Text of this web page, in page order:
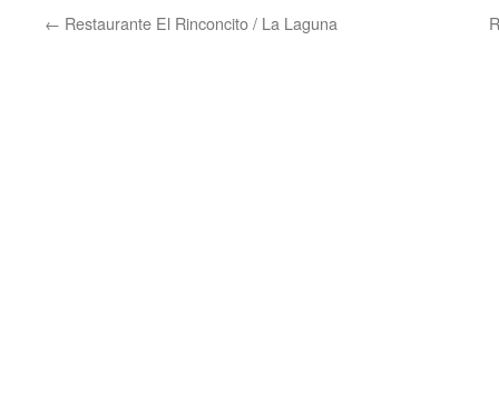
← Restaurante El Rinconcito / La Laguna